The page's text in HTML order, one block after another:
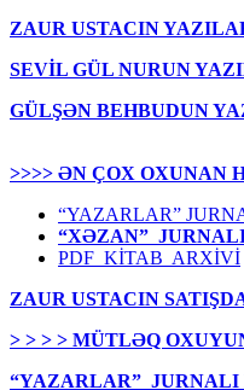
ZAUR USTACIN
SEVİL GÜL NURUN
GÜLŞƏN BEHBUDUN
>>>> ƏN ÇOX OXUNAN
“YAZARLAR”
“XƏZAN”
PDF KİTAB ARXİVİ
ZAUR USTACIN
> > > > MÜTLƏQ
“YAZARLAR” JURNALI